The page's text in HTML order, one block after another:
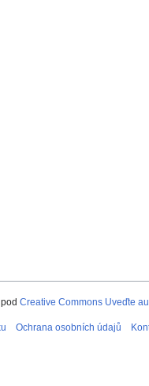
Creative Commons Uveďte
Ochrana osobních údajů